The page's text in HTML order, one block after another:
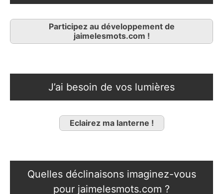
Participez au développement de
jaimelesmots.com !
J’ai besoin de vos lumières
Eclairez ma lanterne !
Quelles déclinaisons imaginez-vous
pour jaimelesmots.com ?